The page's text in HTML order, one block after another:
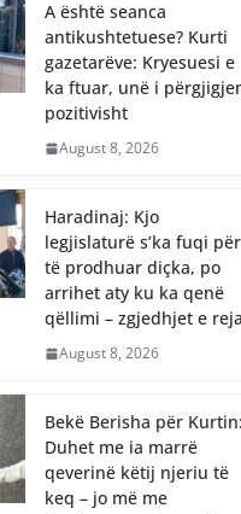
antikushtetuese? Kurti
gazetarëve: Kryesuesi e
ka ftuar, unë i përgjigjem
pozitivisht
August 8, 2026
legjislaturë s’ka fuqi për
të prodhuar diçka, po
arrihet aty ku ka qenë
qëllimi – zgjedhjet e reja
August 8, 2026
Duhet me ia marrë
qeverinë këtij njeriu të
keq – jo më me
konferenca për media